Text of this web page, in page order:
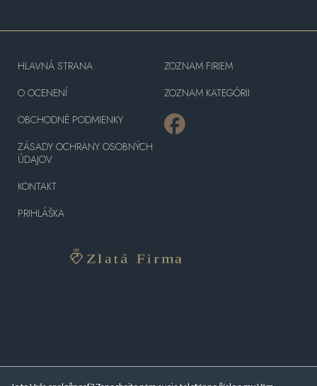
HLAVNÁ STRANA
O OCENENÍ
OBCHODNÉ PODMIENKY
ZÁSADY OCHRANY OSOBNÝCH
ÚDAJOV
KONTAKT
PRIHLÁŠKA
ZOZNAM FIRIEM
ZOZNAM KATEGÓRII